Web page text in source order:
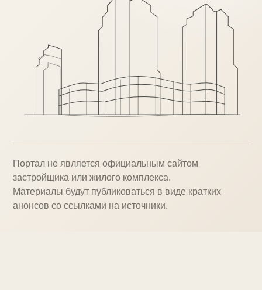
Портал не является официальным сайтом
застройщика или жилого комплекса.
Материалы будут публиковаться в виде кратких
анонсов со ссылками на источники.